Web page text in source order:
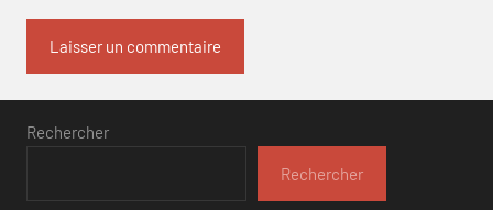
Rechercher
Rechercher